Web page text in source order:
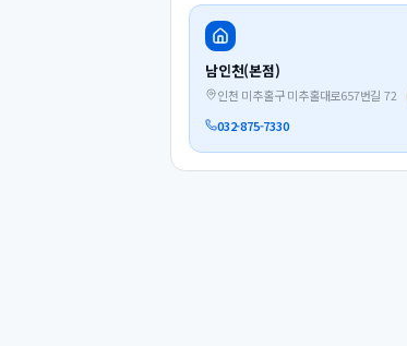
남인천(본점)
인천 미추홀구 미추홀대로657번길 72
032-875-7330